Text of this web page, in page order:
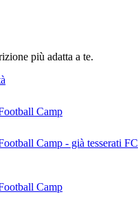
più adatta a te.
Camp
Camp - già tesserati FC
Camp